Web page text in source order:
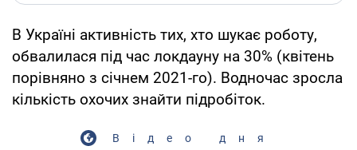
В Україні активність тих, хто шукає роботу,
обвалилася під час локдауну на 30% (квітень
порівняно з січнем 2021-го). Водночас зросла
кількість охочих знайти підробіток.
Відео дня